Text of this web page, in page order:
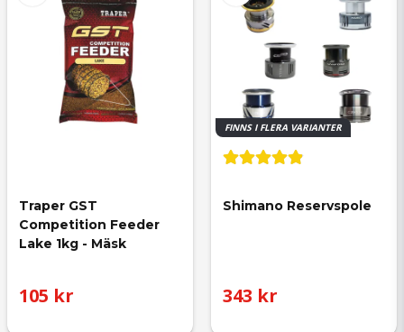
Traper GST
Competition Feeder
Lake 1kg - Mäsk
105 kr
FINNS I FLERA VARIANTER
Shimano Reservspole
343 kr